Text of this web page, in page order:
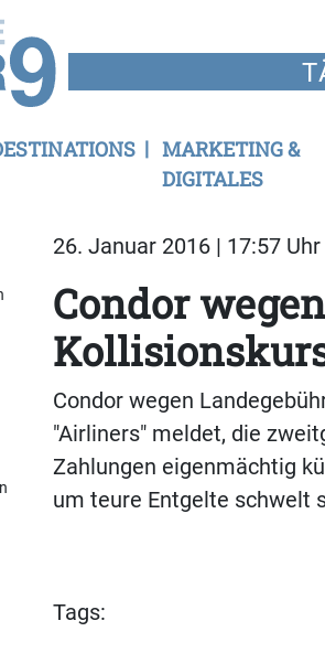
MARKETING &
DIGITALES
26. Januar 2016 | 17:57 Uhr
Condor
Condor wegen
"Airliners" meldet, die
Zahlungen eigenmächtig
um teure Entgelte schwelt
Tags: